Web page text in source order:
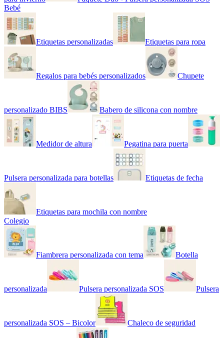
Bebé
Etiquetas personalizadas Etiquetas para ropa
Regalos para bebés personalizados Chupete
personalizado BIBS Babero de silicona con nombre
Medidor de altura Pegatina para puerta
Pulsera personalizada para botellas Etiquetas de fecha
Etiquetas para mochila con nombre
Colegio
Fiambrera personalizada con tema Botella
personalizada Pulsera personalizada SOS Pulsera
personalizada SOS – Bicolor Chaleco de seguridad